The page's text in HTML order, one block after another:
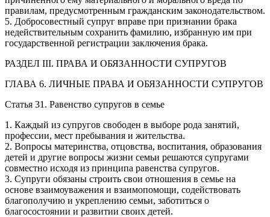
правилам, предусмотренным гражданским законодательством.
5. Добросовестный супруг вправе при признании брака
недействительным сохранить фамилию, избранную им при
государственной регистрации заключения брака.
РАЗДЕЛ III. ПРАВА И ОБЯЗАННОСТИ СУПРУГОВ
ГЛАВА 6. ЛИЧНЫЕ ПРАВА И ОБЯЗАННОСТИ СУПРУГОВ
Статья 31. Равенство супругов в семье
1. Каждый из супругов свободен в выборе рода занятий,
профессии, мест пребывания и жительства.
2. Вопросы материнства, отцовства, воспитания, образования
детей и другие вопросы жизни семьи решаются супругами
совместно исходя из принципа равенства супругов.
3. Супруги обязаны строить свои отношения в семье на
основе взаимоуважения и взаимопомощи, содействовать
благополучию и укреплению семьи, заботиться о
благосостоянии и развитии своих детей.